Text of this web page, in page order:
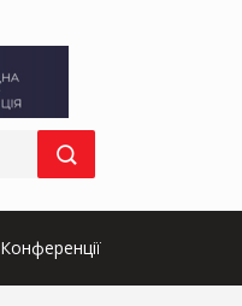
Конференції